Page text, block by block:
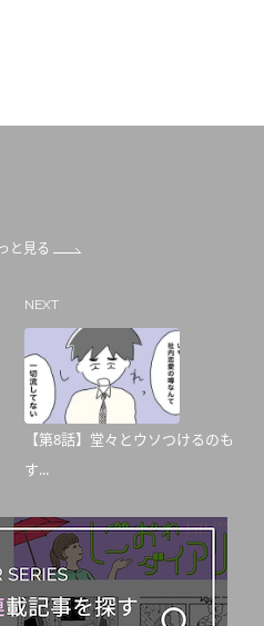
と見る
NEXT
【第8話】堂々とウソつけるのも
す...